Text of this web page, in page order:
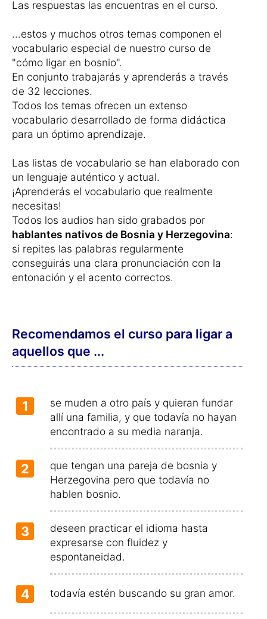
Las respuestas las encuentras en el curso.
...estos y muchos otros temas componen el
vocabulario especial de nuestro curso de
"cómo ligar en bosnio".
En conjunto trabajarás y aprenderás a través
de 32 lecciones.
Todos los temas ofrecen un extenso
vocabulario desarrollado de forma didáctica
para un óptimo aprendizaje.
Las listas de vocabulario se han elaborado con
un lenguaje auténtico y actual.
¡Aprenderás el vocabulario que realmente
necesitas!
Todos los audios han sido grabados por
hablantes nativos de Bosnia y Herzegovina:
si repites las palabras regularmente
conseguirás una clara pronunciación con la
entonación y el acento correctos.
Recomendamos el curso para ligar a
aquellos que ...
1
se muden a otro país y quieran fundar
allí una familia, y que todavía no hayan
encontrado a su media naranja.
2
que tengan una pareja de bosnia y
Herzegovina pero que todavía no
hablen bosnio.
3
deseen practicar el idioma hasta
expresarse con fluidez y
espontaneidad.
4 todavía estén buscando su gran amor.